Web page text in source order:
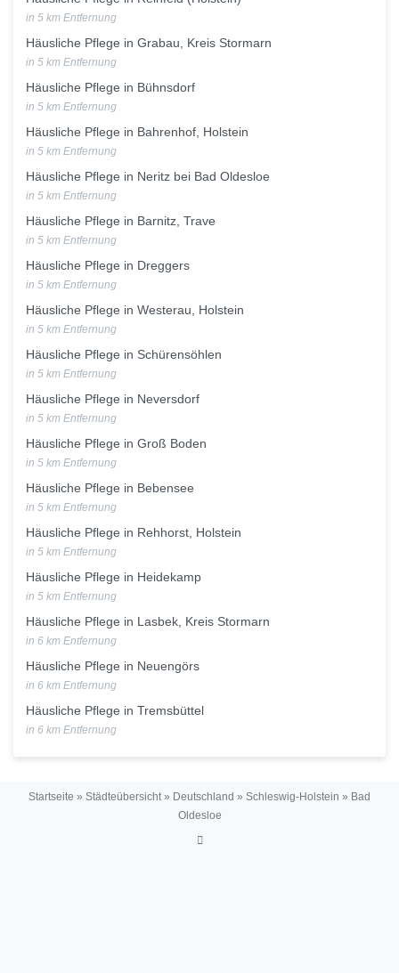
in 5 km Entfernung
Häusliche Pflege in Grabau, Kreis Stormarn
in 5 km Entfernung
Häusliche Pflege in Bühnsdorf
in 5 km Entfernung
Häusliche Pflege in Bahrenhof, Holstein
in 5 km Entfernung
Häusliche Pflege in Neritz bei Bad Oldesloe
in 5 km Entfernung
Häusliche Pflege in Barnitz, Trave
in 5 km Entfernung
Häusliche Pflege in Dreggers
in 5 km Entfernung
Häusliche Pflege in Westerau, Holstein
in 5 km Entfernung
Häusliche Pflege in Schürensöhlen
in 5 km Entfernung
Häusliche Pflege in Neversdorf
in 5 km Entfernung
Häusliche Pflege in Groß Boden
in 5 km Entfernung
Häusliche Pflege in Bebensee
in 5 km Entfernung
Häusliche Pflege in Rehhorst, Holstein
in 5 km Entfernung
Häusliche Pflege in Heidekamp
in 5 km Entfernung
Häusliche Pflege in Lasbek, Kreis Stormarn
in 6 km Entfernung
Häusliche Pflege in Neuengörs
in 6 km Entfernung
Häusliche Pflege in Tremsbüttel
in 6 km Entfernung
Startseite » Städteübersicht» Deutschland » Schleswig-Holstein » Bad
Oldesloe